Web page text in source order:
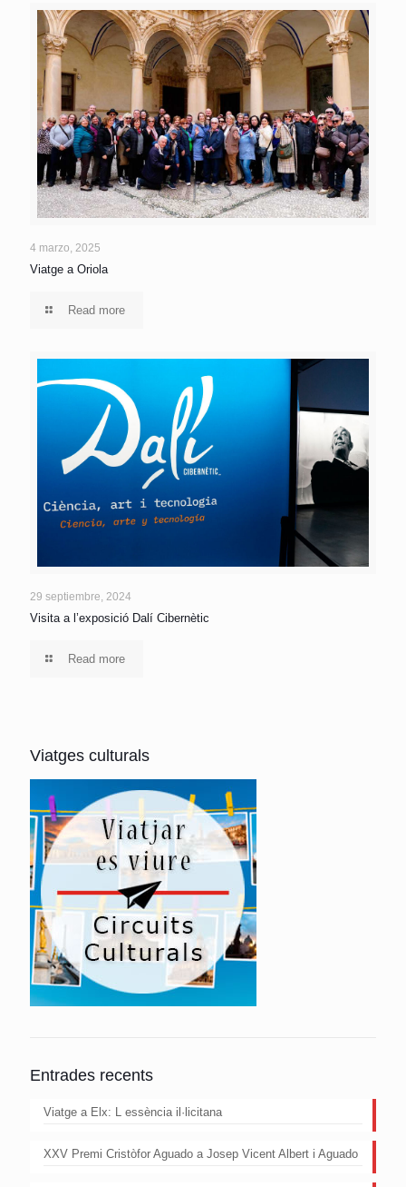
4 marzo, 2025
Viatge a Oriola
Read more
29 septiembre, 2024
Visita a l’exposició Dalí Cibernètic
Read more
Viatges culturals
Entrades recents
Viatge a Elx: L essència il·licitana
XXV Premi Cristòfor Aguado a Josep Vicent Albert i Aguado